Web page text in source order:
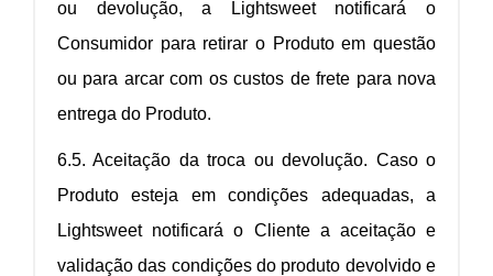
ou devolução, a Lightsweet notificará o
Consumidor para retirar o Produto em questão
ou para arcar com os custos de frete para nova
entrega do Produto.
6.5. Aceitação da troca ou devolução. Caso o
Produto esteja em condições adequadas, a
Lightsweet notificará o Cliente a aceitação e
validação das condições do produto devolvido e